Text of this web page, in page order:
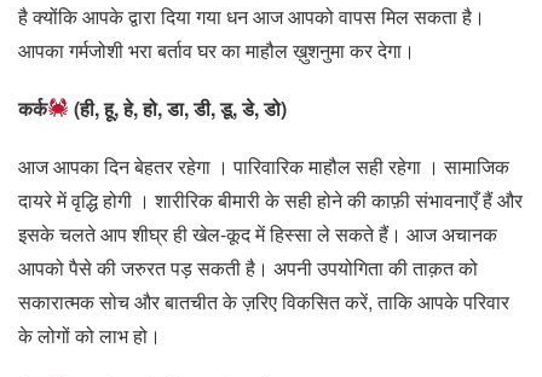
है क्योंकि आपके द्वारा दिया गया धन आज आपको वापस मिल सकता है।
आपका गर्मजोशी भरा बर्ताव घर का माहौल ख़ुशनुमा कर देगा।
कर्क (ही, हू, हे, हो, डा, डी, डू, डे, डो)
आज आपका दिन बेहतर रहेगा । पारिवारिक माहौल सही रहेगा । सामाजिक
दायरे में वृद्धि होगी । शारीरिक बीमारी के सही होने की काफ़ी संभावनाएँ हैं और
इसके चलते आप शीघ्र ही खेल-कूद में हिस्सा ले सकते हैं। आज अचानक
आपको पैसे की जरुरत पड़ सकती है। अपनी उपयोगिता की ताक़त को
सकारात्मक सोच और बातचीत के ज़रिए विकसित करें, ताकि आपके परिवार
के लोगों को लाभ हो।